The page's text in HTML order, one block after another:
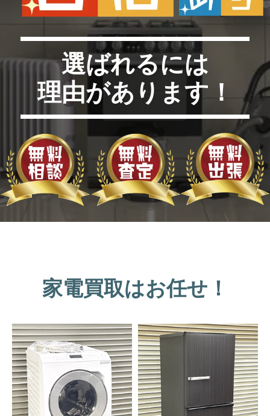
選ばれるには
理由があります！
家電買取はお任せ！